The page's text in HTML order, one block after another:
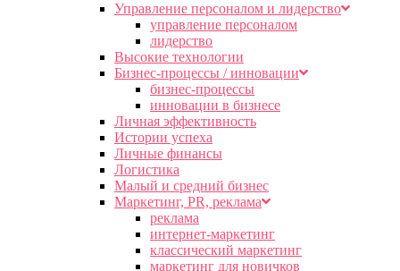
Управление персоналом и лидерство
управление персоналом
лидерство
Высокие технологии
Бизнес-процессы / инновации
бизнес-процессы
инновации в бизнесе
Личная эффективность
Истории успеха
Личные финансы
Логистика
Малый и средний бизнес
Маркетинг, PR, реклама
реклама
интернет-маркетинг
классический маркетинг
маркетинг для новичков